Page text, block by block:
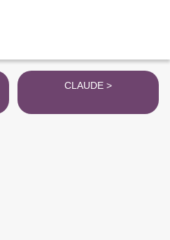
CLAUDE >